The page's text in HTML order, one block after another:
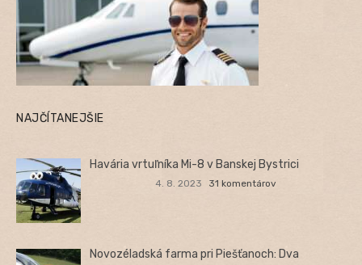
NAJČÍTANEJŠIE
Havária vrtuľníka Mi-8 v Banskej Bystrici
4. 8. 2023 31 komentárov
Novozéladská farma pri Piešťanoch: Dva